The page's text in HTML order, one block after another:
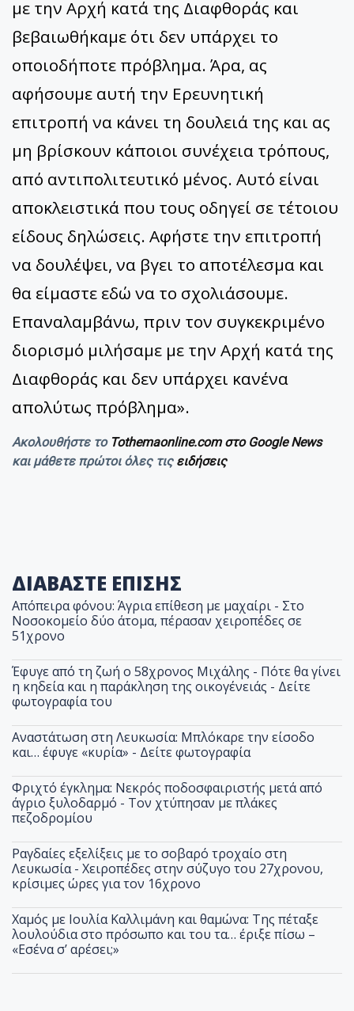
με την Αρχή κατά της Διαφθοράς και
βεβαιωθήκαμε ότι δεν υπάρχει το
οποιοδήποτε πρόβλημα. Άρα, ας
αφήσουμε αυτή την Ερευνητική
επιτροπή να κάνει τη δουλειά της και ας
μη βρίσκουν κάποιοι συνέχεια τρόπους,
από αντιπολιτευτικό μένος. Αυτό είναι
αποκλειστικά που τους οδηγεί σε τέτοιου
είδους δηλώσεις. Αφήστε την επιτροπή
να δουλέψει, να βγει το αποτέλεσμα και
θα είμαστε εδώ να το σχολιάσουμε.
Επαναλαμβάνω, πριν τον συγκεκριμένο
διορισμό μιλήσαμε με την Αρχή κατά της
Διαφθοράς και δεν υπάρχει κανένα
απολύτως πρόβλημα».
Ακολουθήστε το Tothemaonline.com στο Google News
και μάθετε πρώτοι όλες τις ειδήσεις
ΔΙΑΒΑΣΤΕ ΕΠΙΣΗΣ
Απόπειρα φόνου: Άγρια επίθεση με μαχαίρι - Στο
Νοσοκομείο δύο άτομα, πέρασαν χειροπέδες σε
51χρονο
Έφυγε από τη ζωή ο 58χρονος Μιχάλης - Πότε θα γίνει
η κηδεία και η παράκληση της οικογένειάς - Δείτε
φωτογραφία του
Αναστάτωση στη Λευκωσία: Μπλόκαρε την είσοδο
και… έφυγε «κυρία» - Δείτε φωτογραφία
Φριχτό έγκλημα: Νεκρός ποδοσφαιριστής μετά από
άγριο ξυλοδαρμό - Τον χτύπησαν με πλάκες
πεζοδρομίου
Ραγδαίες εξελίξεις με το σοβαρό τροχαίο στη
Λευκωσία - Χειροπέδες στην σύζυγο του 27χρονου,
κρίσιμες ώρες για τον 16χρονο
Χαμός με Ιουλία Καλλιμάνη και θαμώνα: Της πέταξε
λουλούδια στο πρόσωπο και του τα… έριξε πίσω –
«Εσένα σ’ αρέσει;»